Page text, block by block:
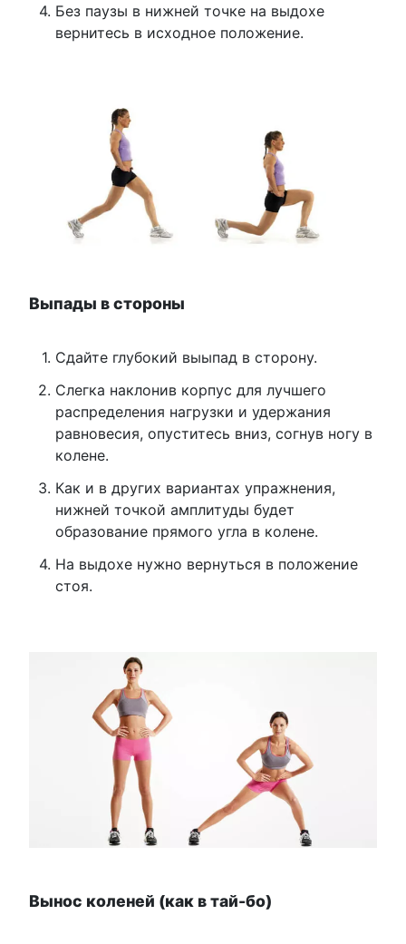
Без паузы в нижней точке на выдохе
вернитесь в исходное положение.
Выпады в стороны
Сдайте глубокий выыпад в сторону.
Слегка наклонив корпус для лучшего
распределения нагрузки и удержания
равновесия, опуститесь вниз, согнув ногу в
колене.
Как и в других вариантах упражнения,
нижней точкой амплитуды будет
образование прямого угла в колене.
На выдохе нужно вернуться в положение
стоя.
Вынос коленей (как в тай-бо)